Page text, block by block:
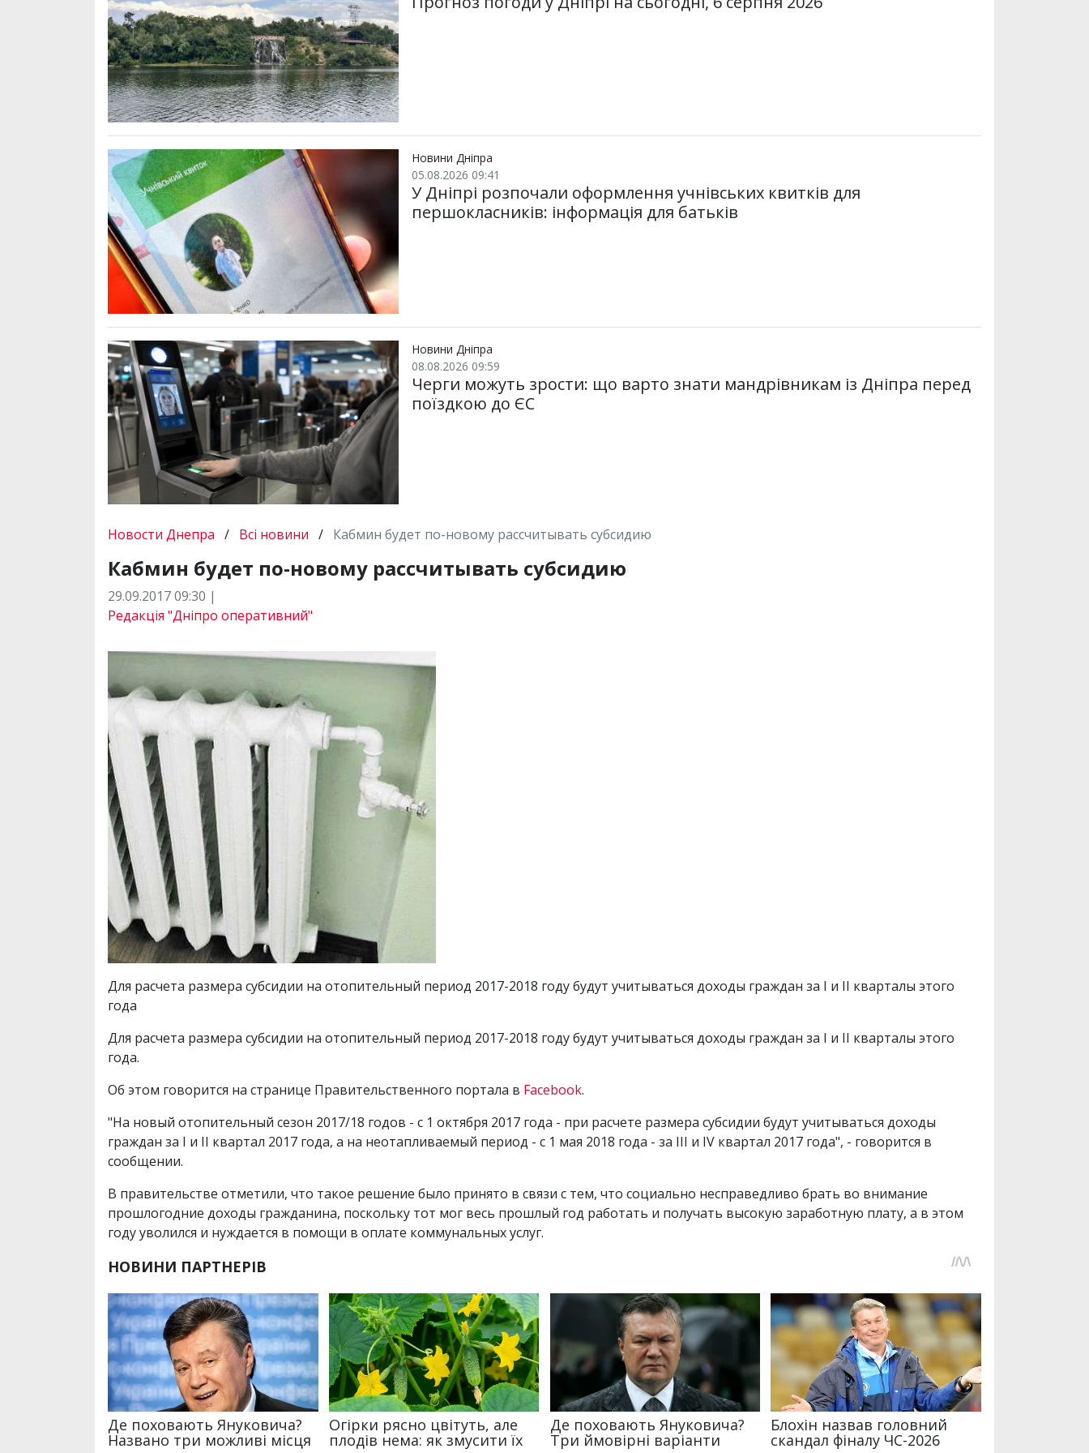
Новини Дніпра
05.08.2026 09:41
У Дніпрі розпочали оформлення учнівських квитків для
першокласників: інформація для батьків
Новини Дніпра
08.08.2026 09:59
Черги можуть зрости: що варто знати мандрівникам із Дніпра перед
поїздкою до ЄС
Новости Днепра / Всі новини / Кабмин будет по-новому рассчитывать субсидию
Кабмин будет по-новому рассчитывать субсидию
29.09.2017 09:30 |
Редакція "Дніпро оперативний"
Для расчета размера субсидии на отопительный период 2017-2018 году будут учитываться доходы граждан за I и II кварталы этого
года
Для расчета размера субсидии на отопительный период 2017-2018 году будут учитываться доходы граждан за I и II кварталы этого
года.
Об этом говорится на странице Правительственного портала в Facebook.
"На новый отопительный сезон 2017/18 годов - с 1 октября 2017 года - при расчете размера субсидии будут учитываться доходы
граждан за I и II квартал 2017 года, а на неотапливаемый период - с 1 мая 2018 года - за III и IV квартал 2017 года", - говорится в
сообщении.
В правительстве отметили, что такое решение было принято в связи с тем, что социально несправедливо брать во внимание
прошлогодние доходы гражданина, поскольку тот мог весь прошлый год работать и получать высокую заработную плату, а в этом
году уволился и нуждается в помощи в оплате коммунальных услуг.